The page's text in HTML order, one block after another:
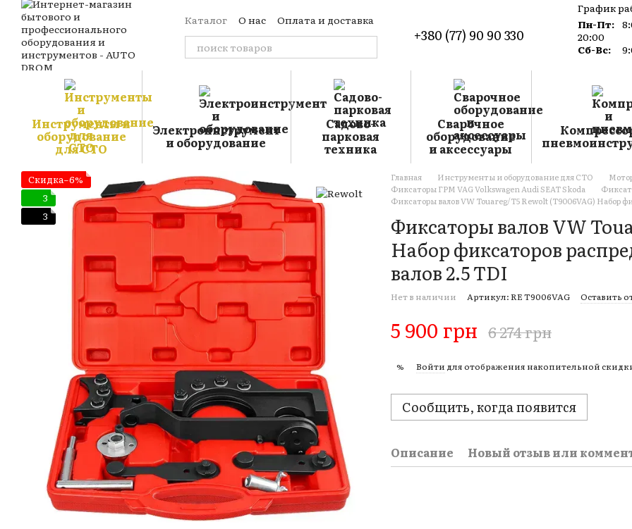
Перейти к основному контенту
Каталог О нас
Оплата и доставка
Обмен и возврат
Контакты
Отзывы о магазине
Пользовательское соглашение
+380 (77) 90 90 330
График
Пн-Пт:
20:00
Сб-Вс:
Инструменты и
оборудование
для СТО
Электроинструмент
и оборудование
Садово-
парковая
техника
Сварочное
оборудование
и аксессуары
Скидка−6%
3
3
Главная Инструменты и оборудование для СТО
Фиксаторы ГРМ VAG Volkswagen Audi SEAT Skoda
Фиксаторы валов VW Touareg/T5 Rewolt (T9006VAG) Набор
Фиксаторы валов VW
Набор фиксаторов
валов 2.5 TDI
Нет в наличии Артикул: RE T9006VAG Оставить
5 900 грн 6 274 грн
% Войти для отображения накопительной
Сообщить, когда появится
Описание Новый отзыв или